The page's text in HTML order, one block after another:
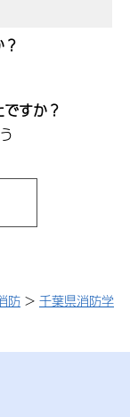
すか？
防 > 千葉県消防学